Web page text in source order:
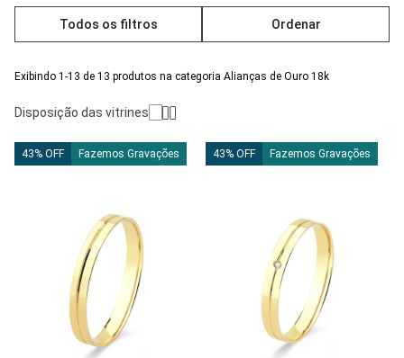
Exibindo 1-13 de 13 produtos na categoria Alianças de Ouro 18k
Todos os filtros Ordenar
Disposição das vitrines
43% OFF Fazemos Gravações 43% OFF Fazemos Gravações